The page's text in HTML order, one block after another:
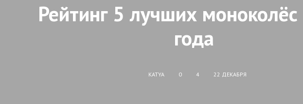
Рейтинг 5 лучших
года
KATYA 0 4 22 ДЕКАБРЯ